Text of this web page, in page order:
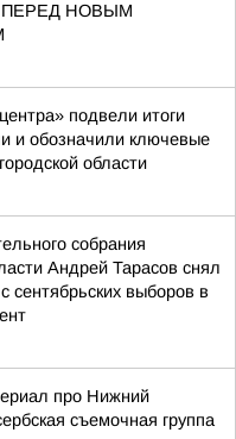
НОВЫМ
подвели итоги
и обозначили ключевые
области
собрания
Андрей Тарасов снял
сентябрьских выборов в
про Нижний
съемочная группа